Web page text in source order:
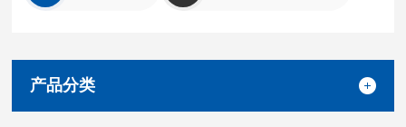
产品分类